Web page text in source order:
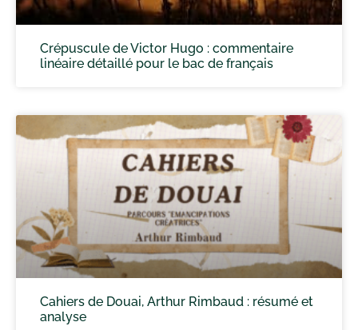
Crépuscule de Victor Hugo : commentaire
linéaire détaillé pour le bac de français
Cahiers de Douai, Arthur Rimbaud : résumé et
analyse